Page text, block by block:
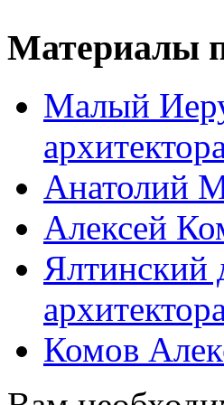
Материалы
Малый
Анатолий
Алексей
Ялтинский
Комов